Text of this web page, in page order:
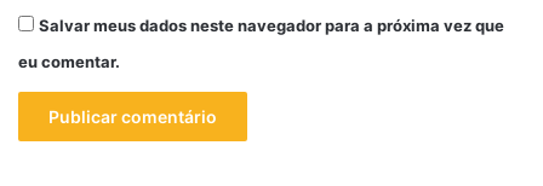
Salvar meus dados neste navegador para a próxima vez que
eu comentar.